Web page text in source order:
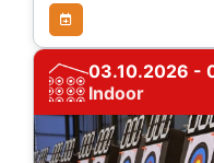
03.10.2026 -
Indoor